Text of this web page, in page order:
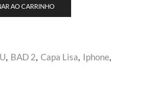
AO CARRINHO
, BAD 2, Capa Lisa, Iphone,